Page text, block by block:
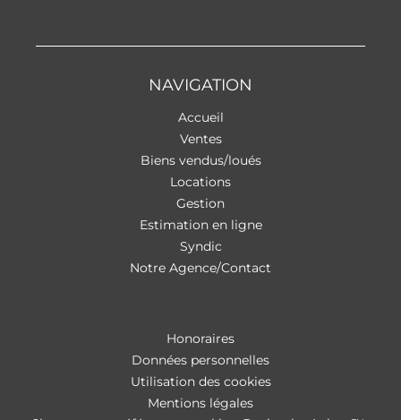
NAVIGATION
Accueil
Ventes
Biens vendus/loués
Locations
Gestion
Estimation en ligne
Syndic
Notre Agence/Contact
Honoraires
Données personnelles
Utilisation des cookies
Mentions légales